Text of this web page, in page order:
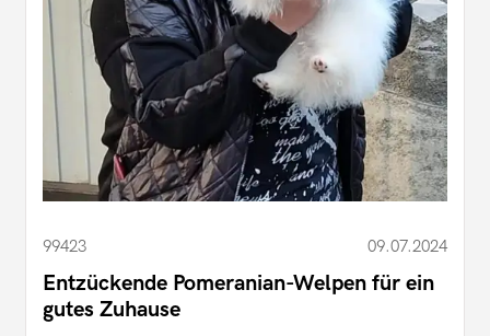
99423 09.07.2024
Entzückende Pomeranian-Welpen für ein
gutes Zuhause